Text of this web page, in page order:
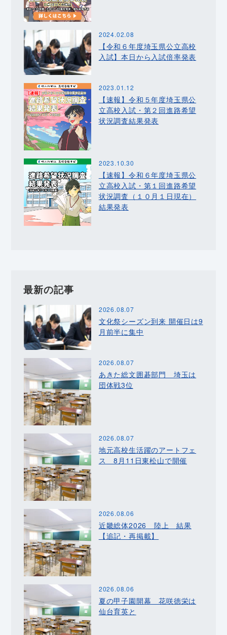
2024.02.08
【令和６年度埼玉県公立高校
入試】本日から入試倍率発表
2023.01.12
【速報】令和５年度埼玉県公
立高校入試・第２回進路希望
状況調査結果発表
2023.10.30
【速報】令和６年度埼玉県公
立高校入試・第１回進路希望
状況調査（１０月１日現在）
結果発表
最新の記事
2026.08.07
文化祭シーズン到来 開催日は9
月前半に集中
2026.08.07
あきた総文囲碁部門 埼玉は
団体戦3位
2026.08.07
地元高校生活躍のアートフェ
ス 8月11日東松山で開催
2026.08.06
近畿総体2026 陸上 結果
【追記・再掲載】
2026.08.06
夏の甲子園開幕 花咲徳栄は
仙台育英と